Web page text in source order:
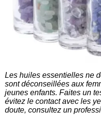
Les huiles essentielles ne
sont déconseillées aux
jeunes enfants. Faites un
évitez le contact avec les
doute, consultez un